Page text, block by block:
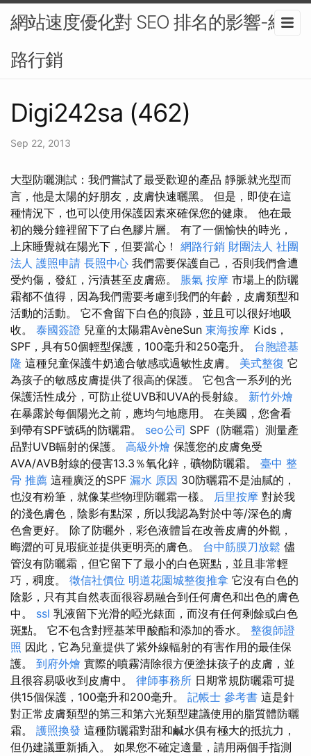
網站速度優化對 SEO 排名的影響-網
路行銷
Digi242sa (462)
Sep 22, 2013
大型防曬測試：我們嘗試了最受歡迎的產品 靜脈就光型而
言，他是太陽的好朋友，皮膚快速曬黑。 但是，即使在這
種情況下，也可以使用保護因素來確保您的健康。 他在最
初的幾分鐘裡留下了白色膠片層。 有了一個愉快的時光，
上床睡覺就在陽光下，但要當心！ 網路行銷 財團法人 社團
法人 護照申請 長照中心 我們需要保護自己，否則我們會遭
受灼傷，發紅，污漬甚至皮膚癌。 脹氣 按摩 市場上的防曬
霜都不值得，因為我們需要考慮到我們的年齡，皮膚類型和
活動的活動。 它不會留下白色的痕跡，並且可以很好地吸
收。 泰國簽證 兒童的太陽霜AvèneSun 東海按摩 Kids，
SPF，具有50個輕型保護，100毫升和250毫升。 台胞證基
隆 這種兒童保護牛奶適合敏感或過敏性皮膚。 美式整復 它
為孩子的敏感皮膚提供了很高的保護。 它包含一系列的光
保護活性成分，可防止從UVB和UVA的長射線。 新竹外燴
在暴露於每個陽光之前，應均勻地應用。 在美國，您會看
到帶有SPF號碼的防曬霜。 seo公司 SPF（防曬霜）測量產
品對UVB輻射的保護。 高級外燴 保護您的皮膚免受
AVA/AVB射線的侵害13.3％氧化鋅，礦物防曬霜。 臺中 整
骨 推薦 這種廣泛的SPF 漏水 原因 30防曬霜不是油膩的，
也沒有粉筆，就像某些物理防曬霜一樣。 后里按摩 對於我
的淺色膚色，陰影有點深，所以我認為對於中等/深色的膚
色會更好。 除了防曬外，彩色液體旨在改善皮膚的外觀，
晦澀的可見瑕疵並提供更明亮的膚色。 台中筋膜刀放鬆 儘
管沒有防曬霜，但它留下了最小的白色斑點，並且非常輕
巧，稠度。 徵信社價位 明道花園城整復推拿 它沒有白色的
陰影，只有其自然表面很容易融合到任何膚色和出色的膚色
中。 ssl 乳液留下光滑的啞光錶面，而沒有任何剩餘或白色
斑點。 它不包含對羥基苯甲酸酯和添加的香水。 整復師證
照 因此，它為兒童提供了紫外線輻射的有害作用的最佳保
護。 到府外燴 實際的噴霧清除很方便塗抹孩子的皮膚，並
且很容易吸收到皮膚中。 律師事務所 日期常規防曬霜可提
供15個保護，100毫升和200毫升。 記帳士 參考書 這是針
對正常皮膚類型的第三和第六光類型建議使用的脂質體防曬
霜。 護照換發 這種防曬霜對甜和鹹水俱有極大的抵抗力，
但仍建議重新插入。 如果您不確定適量，請用兩個手指測